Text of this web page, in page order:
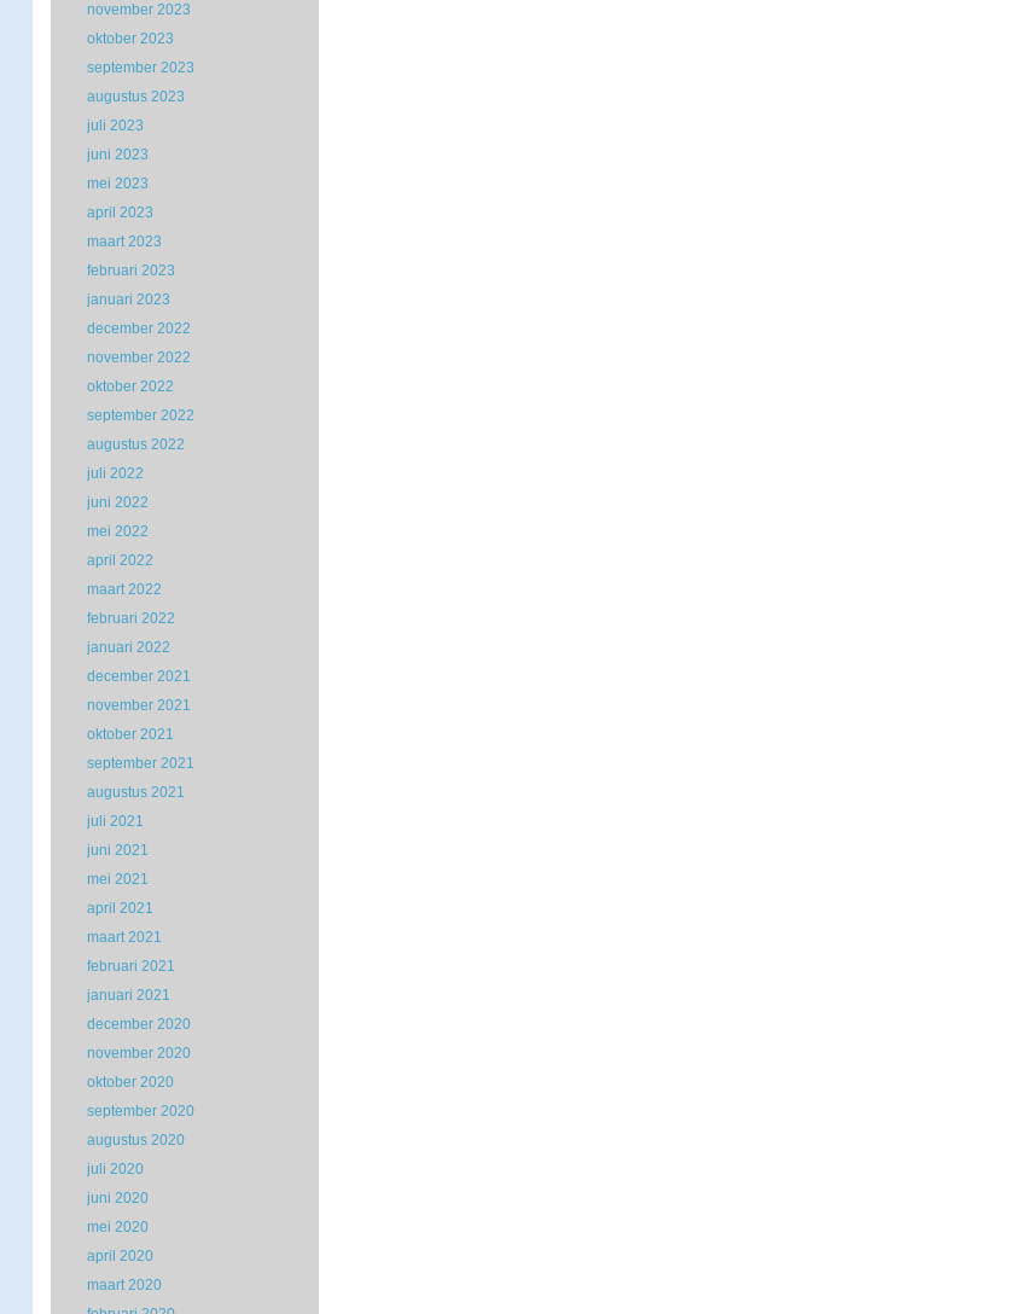
november 2023
oktober 2023
september 2023
augustus 2023
juli 2023
juni 2023
mei 2023
april 2023
maart 2023
februari 2023
januari 2023
december 2022
november 2022
oktober 2022
september 2022
augustus 2022
juli 2022
juni 2022
mei 2022
april 2022
maart 2022
februari 2022
januari 2022
december 2021
november 2021
oktober 2021
september 2021
augustus 2021
juli 2021
juni 2021
mei 2021
april 2021
maart 2021
februari 2021
januari 2021
december 2020
november 2020
oktober 2020
september 2020
augustus 2020
juli 2020
juni 2020
mei 2020
april 2020
maart 2020